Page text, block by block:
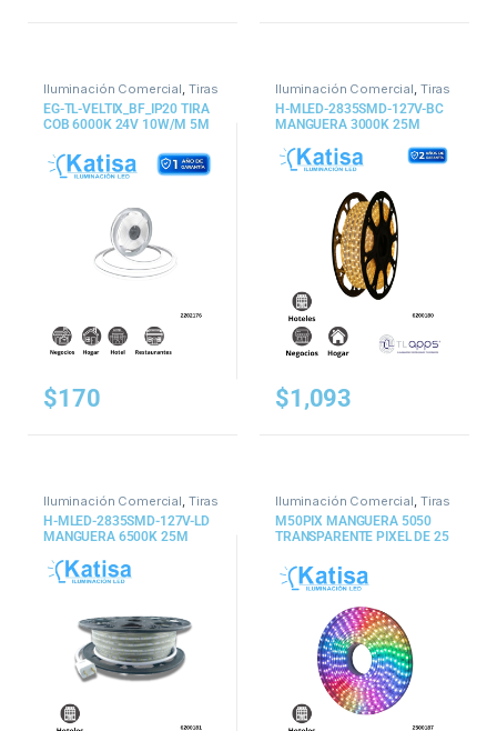
Iluminación Comercial Tiras
y Mangueras
EG-TL-VELTIX_BF_IP20 TIRA
COB 6000K 24V 10W/M 5M
$170
Iluminación Comercial Tiras
y Mangueras
H-MLED-2835SMD-127V-BC
MANGUERA 3000K 25M
$1,093
Iluminación Comercial Tiras
y Mangueras
H-MLED-2835SMD-127V-LD
MANGUERA 6500K 25M
Iluminación Comercial Tiras
y Mangueras
M50PIX MANGUERA 5050
TRANSPARENTE PIXEL DE 25